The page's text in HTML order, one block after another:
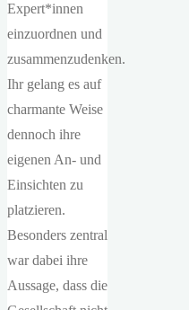
Expert*innen
einzuordnen und
zusammenzudenken.
Ihr gelang es auf
charmante Weise
dennoch ihre
eigenen An- und
Einsichten zu
platzieren.
Besonders zentral
war dabei ihre
Aussage, dass die